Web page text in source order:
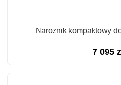
Narożnik kompaktowy
7 095